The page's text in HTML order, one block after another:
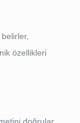
özellikleri
doğrular,